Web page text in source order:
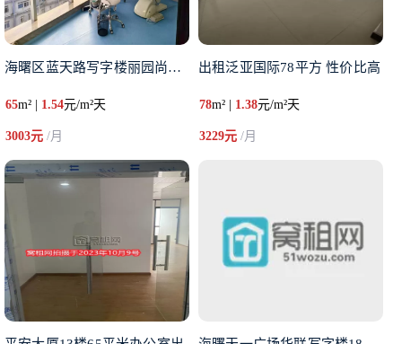
海曙区蓝天路写字楼丽园尚都A座
65m² | 1.54元/m²天
3003元 /月
出租泛亚国际78平方 性价比高
78m² | 1.38元/m²天
3229元/月